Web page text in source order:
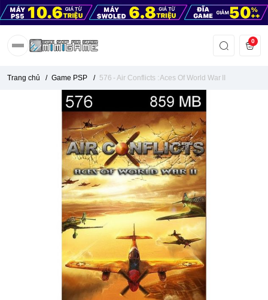
0
Trang chủ / Game PSP / 576 - Air Conflicts : Aces Of World War II